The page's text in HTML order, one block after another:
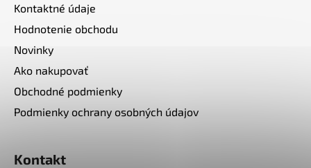
Kontaktné údaje
Hodnotenie obchodu
Novinky
Ako nakupovať
Obchodné podmienky
Podmienky ochrany osobných údajov
Kontakt